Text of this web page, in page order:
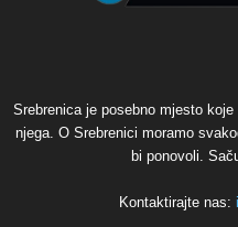
Srebrenica je posebno mjesto
njega. O Srebrenici moramo
bi ponovoli.
Kontaktirajte nas: